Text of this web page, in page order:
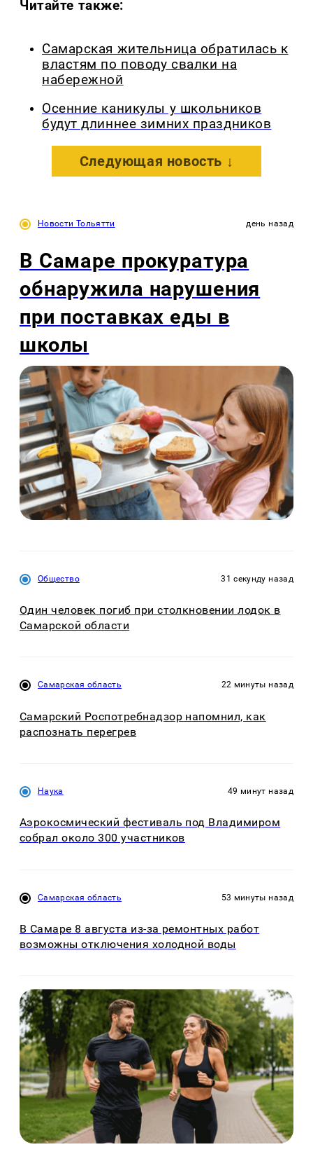
Читайте также:
Самарская жительница обратилась к
властям по поводу свалки на
набережной
Осенние каникулы у школьников
будут длиннее зимних праздников
Следующая новость ↓
Новости Тольятти день назад
В Самаре прокуратура
обнаружила нарушения
при поставках еды в
школы
Общество 31 секунду назад
Один человек погиб при столкновении лодок в
Самарской области
Самарская область 22 минуты назад
Самарский Роспотребнадзор напомнил, как
распознать перегрев
Наука 49 минут назад
Аэрокосмический фестиваль под Владимиром
собрал около 300 участников
Самарская область 53 минуты назад
В Самаре 8 августа из-за ремонтных работ
возможны отключения холодной воды